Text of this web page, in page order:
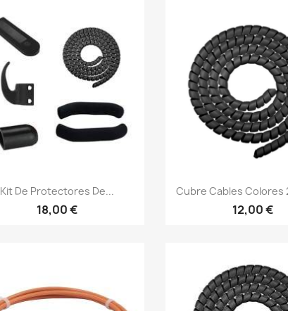
Vista rápida
Kit De Protectores De...
18,00 €
Vista
Cubre Cables Colores
12,00 €